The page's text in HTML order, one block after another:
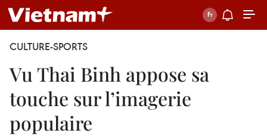
CULTURE-SPORTS
Vu Thai Binh appose sa
touche sur l’imagerie
populaire